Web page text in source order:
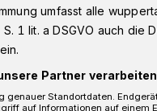
an der
am
umfasst alle
1 lit. a DSGVO auch die
Partner
genauer Standortdaten.
auf Informationen auf einem